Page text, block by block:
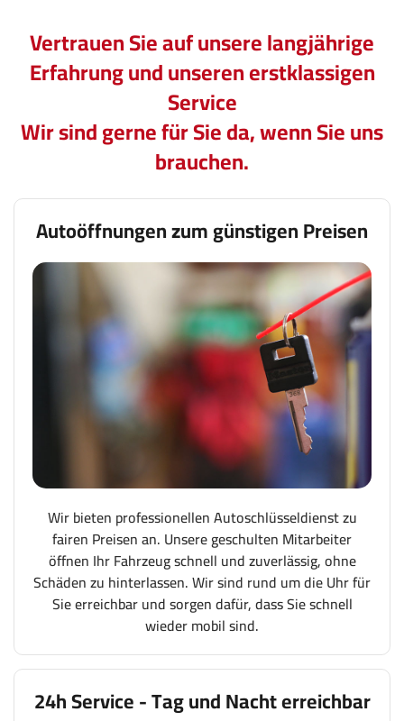
Vertrauen Sie auf unsere langjährige
Erfahrung und unseren erstklassigen
Service
Wir sind gerne für Sie da, wenn Sie uns
brauchen.
Autoöffnungen zum günstigen Preisen
Wir bieten professionellen Autoschlüsseldienst zu
fairen Preisen an. Unsere geschulten Mitarbeiter
öffnen Ihr Fahrzeug schnell und zuverlässig, ohne
Schäden zu hinterlassen. Wir sind rund um die Uhr für
Sie erreichbar und sorgen dafür, dass Sie schnell
wieder mobil sind.
24h Service - Tag und Nacht erreichbar